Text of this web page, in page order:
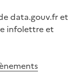
data.gouv.fr et
infolettre et